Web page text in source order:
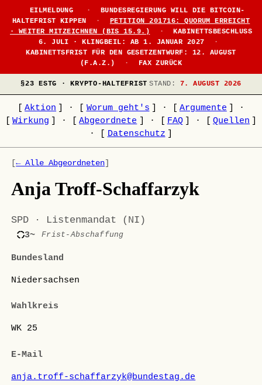
EILMELDUNG ·
BUNDESREGIERUNG WILL DIE BITCOIN-
HALTEFRIST KIPPEN
·
PETITION 201716: QUORUM ERREICHT
· WEITER MITZEICHNEN (BIS 15.9.)
·
KABINETTSBESCHLUSS
6. JULI · KLINGBEIL: AB 1. JANUAR 2027
·
KABINETTSFRIST FÜR DEN GESETZENTWURF: 12. AUGUST
(F.A.Z.)
· FAX ZURÜCK
§23 ESTG · KRYPTO-HALTEFRIST STAND: 7. AUGUST 2026
Aktion · Worum geht's · Argumente
·
Wirkung · Abgeordnete · FAQ · Quellen
·
Datenschutz
[← Alle Abgeordneten]
Anja Troff-Schaffarzyk
SPD · Listenmandat (NI)
3~ Frist-Abschaffung
Bundesland
Niedersachsen
Wahlkreis
WK 25
E-Mail
anja.troff-schaffarzyk@bundestag.de